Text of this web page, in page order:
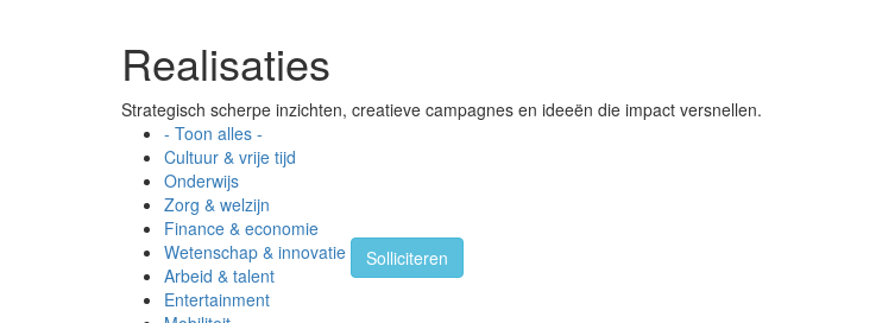
Realisaties
Strategisch scherpe inzichten, creatieve campagnes en ideeën die impact versnellen.
- Toon alles -
Cultuur & vrije tijd
Onderwijs
Zorg & welzijn
Finance & economie
Wetenschap & innovatie
Arbeid & talent
Entertainment
Solliciteren